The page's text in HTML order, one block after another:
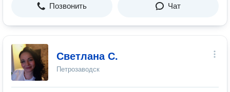
Позвонить Чат
Светлана С.
Петрозаводск